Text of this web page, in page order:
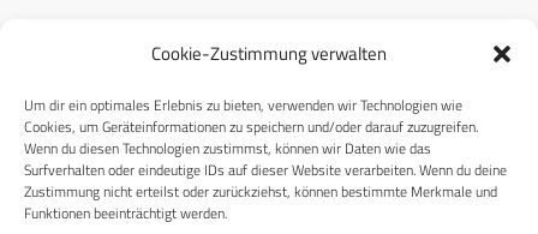
Cookie-Zustimmung verwalten
Um dir ein optimales Erlebnis zu bieten, verwenden wir Technologien wie
Cookies, um Geräteinformationen zu speichern und/oder darauf zuzugreifen.
Wenn du diesen Technologien zustimmst, können wir Daten wie das
Surfverhalten oder eindeutige IDs auf dieser Website verarbeiten. Wenn du deine
Zustimmung nicht erteilst oder zurückziehst, können bestimmte Merkmale und
Funktionen beeinträchtigt werden.
RECHTLICHES
Datenschutzerklärung
Cookie-Richtlinie (EU)